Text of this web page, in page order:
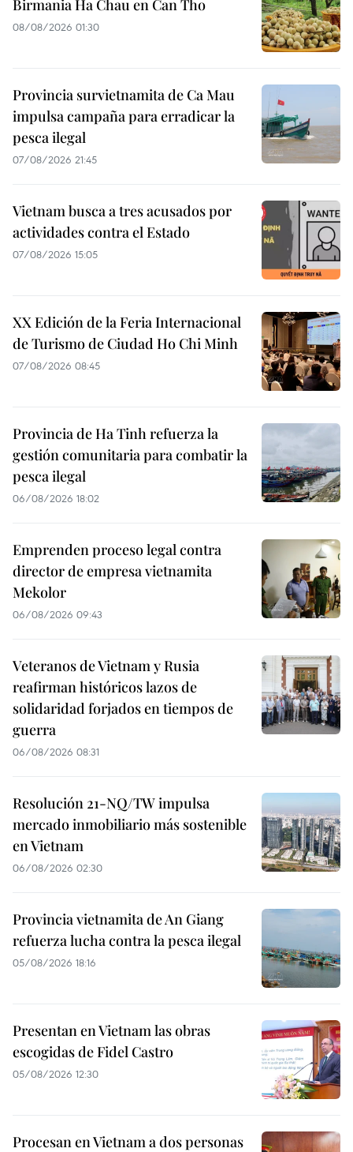
Birmania Ha Chau en Can Tho
08/08/2026 01:30
Provincia survietnamita de Ca Mau
impulsa campaña para erradicar la
pesca ilegal
07/08/2026 21:45
Vietnam busca a tres acusados por
actividades contra el Estado
07/08/2026 15:05
XX Edición de la Feria Internacional
de Turismo de Ciudad Ho Chi Minh
07/08/2026 08:45
Provincia de Ha Tinh refuerza la
gestión comunitaria para combatir la
pesca ilegal
06/08/2026 18:02
Emprenden proceso legal contra
director de empresa vietnamita
Mekolor
06/08/2026 09:43
Veteranos de Vietnam y Rusia
reafirman históricos lazos de
solidaridad forjados en tiempos de
guerra
06/08/2026 08:31
Resolución 21-NQ/TW impulsa
mercado inmobiliario más sostenible
en Vietnam
06/08/2026 02:30
Provincia vietnamita de An Giang
refuerza lucha contra la pesca ilegal
05/08/2026 18:16
Presentan en Vietnam las obras
escogidas de Fidel Castro
05/08/2026 12:30
Procesan en Vietnam a dos personas